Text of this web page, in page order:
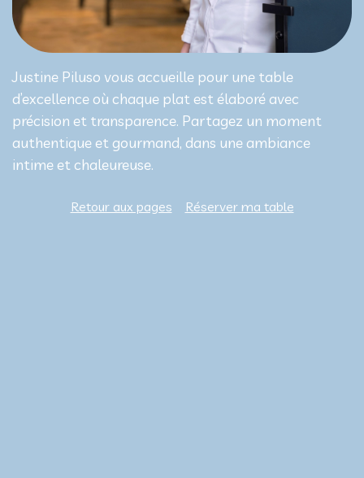
Justine Piluso vous accueille pour une table
d’excellence où chaque plat est élaboré avec
précision et transparence. Partagez un moment
authentique et gourmand, dans une ambiance
intime et chaleureuse.
Retour aux pages Réserver ma table